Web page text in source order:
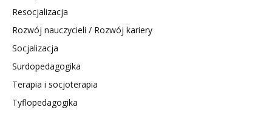
Resocjalizacja
Rozwój nauczycieli / Rozwój kariery
Socjalizacja
Surdopedagogika
Terapia i socjoterapia
Tyflopedagogika